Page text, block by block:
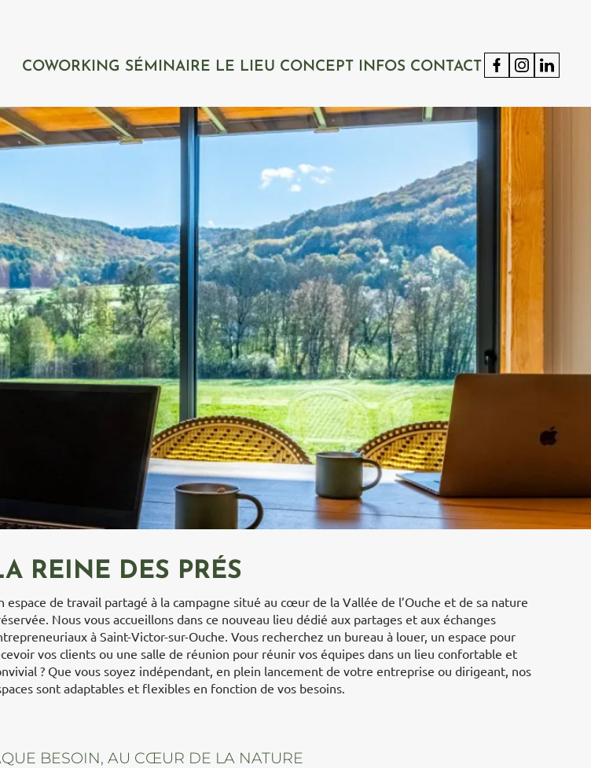
COWORKING SÉMINAIRE LE LIEU CONCEPT INFOS CONTACT
REINE DES PRÉS
espace de travail partagé à la campagne situé au cœur de la Vallée de l’Ouche et de sa nature
Nous vous accueillons dans ce nouveau lieu dédié aux partages et aux échanges
à Saint-Victor-sur-Ouche. Vous recherchez un bureau à louer, un espace pour
vos clients ou une salle de réunion pour réunir vos équipes dans un lieu confortable et
? Que vous soyez indépendant, en plein lancement de votre entreprise ou dirigeant, nos
sont adaptables et flexibles en fonction de vos besoins.
BESOIN, AU CŒUR DE LA NATURE